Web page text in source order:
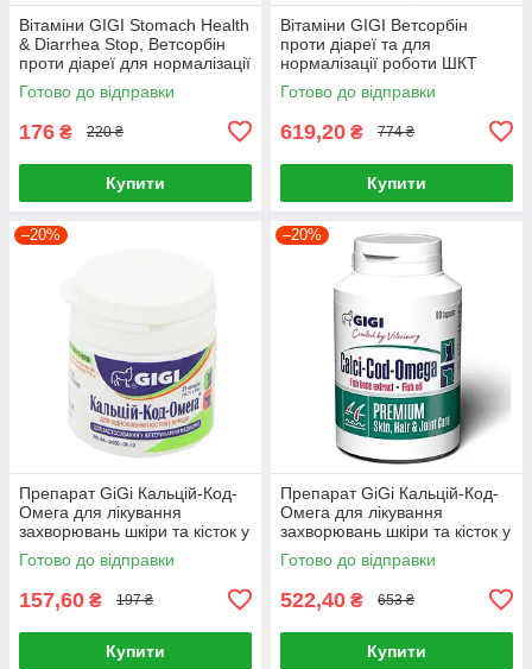
Вітаміни GIGI Stomach Health
& Diarrhea Stop, Ветсорбін
проти діареї для нормалізації
ШКТ собак і котів 60 таб
Готово до відправки
176 ₴ 220 ₴
Купити
Вітаміни GIGI Ветсорбін
проти діареї та для
нормалізації роботи ШКТ
собак і котів 80 таблеток
Готово до відправки
619,20 ₴ 774 ₴
Купити
–20%
Препарат GiGi Кальцій-Код-
Омега для лікування
захворювань шкіри та кісток у
собак та котів 21 таблеток
Готово до відправки
157,60 ₴ 197 ₴
Купити
–20%
Препарат GiGi Кальцій-Код-
Омега для лікування
захворювань шкіри та кісток у
собак та котів 90 таблеток
Готово до відправки
522,40 ₴ 653 ₴
Купити